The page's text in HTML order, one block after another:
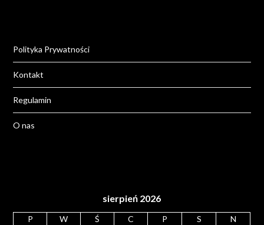
Polityka Prywatności
Kontakt
Regulamin
O nas
sierpień 2026
P W Ś C P S N